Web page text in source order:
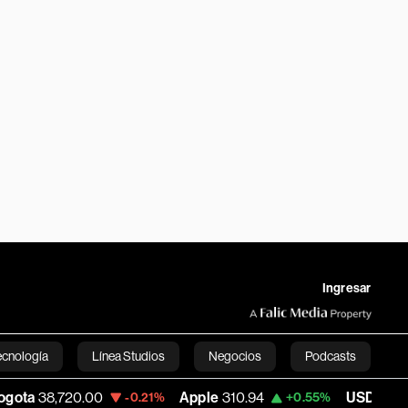
Ingresar
Línea Studios Negocios Podcasts
English
-0.21% Apple 310.94 +0.55% USD COP 3,175.95